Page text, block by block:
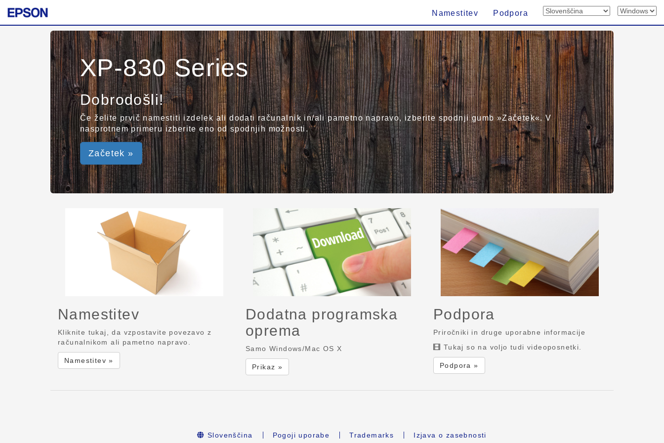
Namestitev Podpora
XP-830 Series
Dobrodošli!
Če želite prvič namestiti izdelek ali dodati računalnik in/ali pametno napravo, izberite spodnji gumb »Začetek«. V
nasprotnem primeru izberite eno od spodnjih možnosti.
Začetek »
Namestitev
Kliknite tukaj, da vzpostavite povezavo z
računalnikom ali pametno napravo.
Namestitev »
Dodatna programska
oprema
Samo Windows/Mac OS X
Prikaz »
Podpora
Priročniki in druge uporabne informacije
Tukaj so na voljo tudi videoposnetki.
Podpora »
Slovenščina Pogoji uporabe Trademarks Izjava o zasebnosti